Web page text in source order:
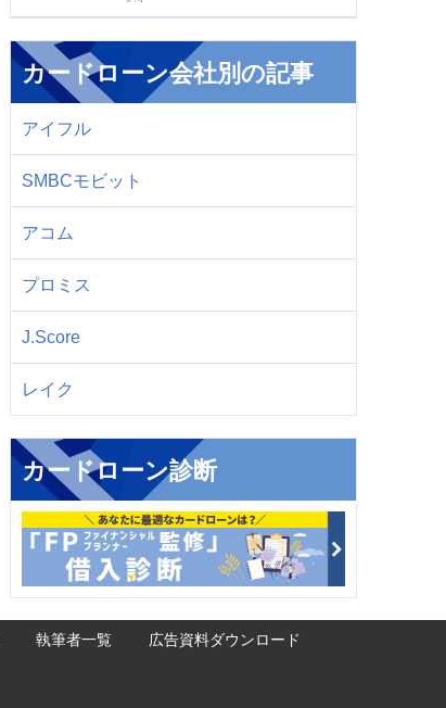
カードローン会社別の記事
アイフル
SMBCモビット
アコム
プロミス
J.Score
レイク
カードローン診断
執筆者一覧 広告資料ダウンロード